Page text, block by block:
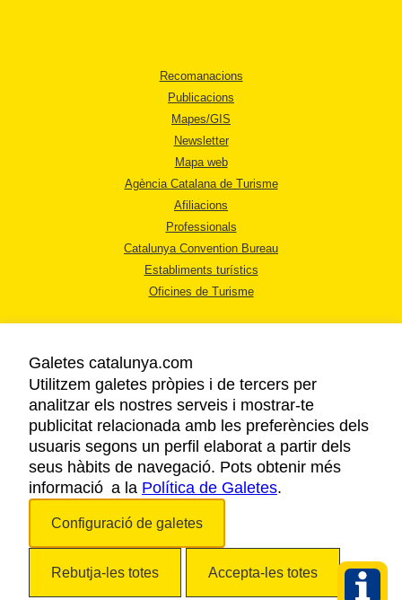
Recomanacions
Publicacions
Mapes/GIS
Newsletter
Mapa web
Agència Catalana de Turisme
Afiliacions
Professionals
Catalunya Convention Bureau
Establiments turístics
Oficines de Turisme
AVÍS LEGAL
POLÍTICA DE PRIVACITAT
COOKIES
ACCESSIBILITAT
Galetes catalunya.com
Utilitzem galetes pròpies i de tercers per
analitzar els nostres serveis i mostrar-te
publicitat relacionada amb les preferències dels
usuaris segons un perfil elaborat a partir dels
seus hàbits de navegació. Pots obtenir més
informació a la Política de Galetes.
Configuració de galetes
Rebutja-les totes Accepta-les totes